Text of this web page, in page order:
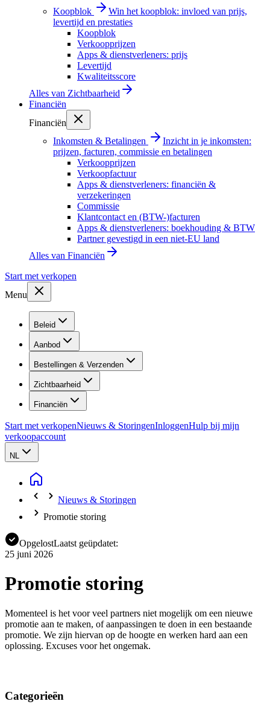
Koopblok
Win het koopblok: invloed van prijs,
levertijd en prestaties
Koopblok
Verkoopprijzen
Apps & dienstverleners: prijs
Levertijd
Kwaliteitsscore
Alles van Zichtbaarheid
Financiën
Financiën
Inkomsten & Betalingen
Inzicht in je inkomsten:
prijzen, facturen, commissie en betalingen
Verkoopprijzen
Verkoopfactuur
Apps & dienstverleners: financiën &
verzekeringen
Commissie
Klantcontact en (BTW-)facturen
Apps & dienstverleners: boekhouding & BTW
Partner gevestigd in een niet-EU land
Alles van Financiën
Start met verkopen
Menu
Beleid
Aanbod
Bestellingen & Verzenden
Zichtbaarheid
Financiën
Start met verkopenNieuws & StoringenInloggenHulp bij mijn
verkoopaccount
NL
Nieuws & Storingen
Promotie storing
OpgelostLaatst geüpdatet:
25 juni 2026
Promotie storing
Momenteel is het voor veel partners niet mogelijk om een nieuwe
promotie aan te maken, of aanpassingen te doen in een bestaande
promotie. We zijn hiervan op de hoogte en werken hard aan een
oplossing. Excuses voor het ongemak.
Categorieën